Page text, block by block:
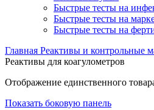
Быстрые тесты на
Быстрые тесты на
Быстрые тесты на
Главная Реактивы и контрольные
Реактивы для коагулометров
Отображение единственного
Показать боковую панель